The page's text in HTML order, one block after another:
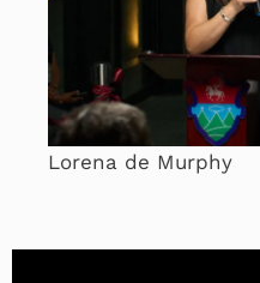
Lorena de Murphy